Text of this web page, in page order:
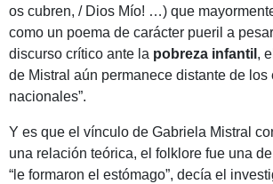
os cubren, / Dios Mío! …) que
como un poema de carácter pueril a
discurso crítico ante la pobreza infantil ,
de Mistral aún permanece distante de los
nacionales”.
Y es que el vínculo de Gabriela Mistral
una relación teórica, el folklore fue una
“le formaron el estómago”, decía el